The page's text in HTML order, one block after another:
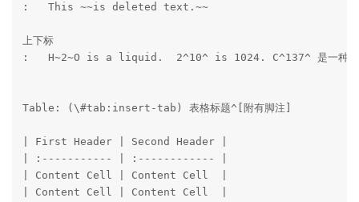
:   This ~~is deleted text.~~
上下标
:   H~2~O is a liquid.  2^10^ is 1024. C^137^ 是一种放
Table: (\#tab:insert-tab) 表格标题^[附有脚注]
| First Header | Second Header |
| :----------- | :------------ |
| Content Cell | Content Cell  |
| Content Cell | Content Cell  |